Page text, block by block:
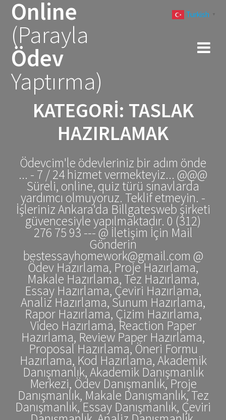
Online
(Parayla
Ödev
Yaptırma)
KATEGORI: TASLAK
HAZIRLAMAK
Ödevcim'le ödevleriniz bir adım önde
... - 7 / 24 hizmet vermekteyiz... @@@
Süreli, online, quiz türü sınavlarda
yardımcı olmuyoruz. Teklif etmeyin. -
İşleriniz Ankara'da Billgatesweb şirketi
güvencesiyle yapılmaktadır. 0 (312)
276 75 93 --- @ İletişim İçin Mail
Gönderin
bestessayhomework@gmail.com @
Ödev Hazırlama, Proje Hazırlama,
Makale Hazırlama, Tez Hazırlama,
Essay Hazırlama, Çeviri Hazırlama,
Analiz Hazırlama, Sunum Hazırlama,
Rapor Hazırlama, Çizim Hazırlama,
Video Hazırlama, Reaction Paper
Hazırlama, Review Paper Hazırlama,
Proposal Hazırlama, Öneri Formu
Hazırlama, Kod Hazırlama, Akademik
Danışmanlık, Akademik Danışmanlık
Merkezi, Ödev Danışmanlık, Proje
Danışmanlık, Makale Danışmanlık, Tez
Danışmanlık, Essay Danışmanlık, Çeviri
Turkish ▼